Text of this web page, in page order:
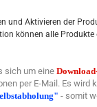
und Aktivieren der
können alle Produkte
sich um eine
per E-Mail. Es wird
- somit